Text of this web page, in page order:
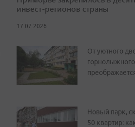
инвест-регионов страны
17.07.2026
От уютного
горнолыжного
Новый парк,
50 квартир: